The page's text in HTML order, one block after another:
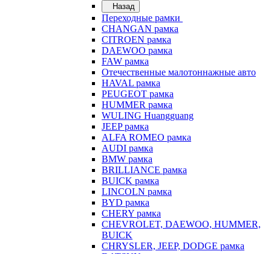
Назад
Переходные рамки
CHANGAN рамка
CITROEN рамка
DAEWOO рамка
FAW рамка
Отечественные малотоннажные авто
HAVAL рамка
PEUGEOT рамка
HUMMER рамка
WULING Huangguang
JEEP рамка
ALFA ROMEO рамка
AUDI рамка
BMW рамка
BRILLIANCE рамка
BUICK рамка
LINCOLN рамка
BYD рамка
CHERY рамка
CHEVROLET, DAEWOO, HUMMER,
BUICK
CHRYSLER, JEEP, DODGE рамка